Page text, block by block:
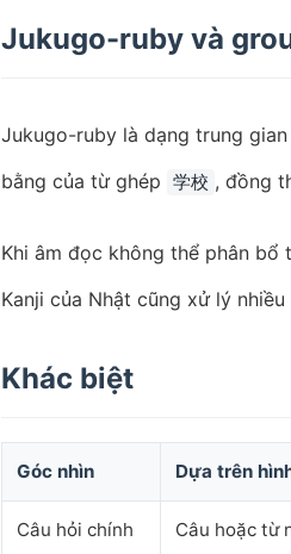
Jukugo-ruby và
Jukugo-ruby là dạng trung
bằng của từ ghép
学校 , đồng
Khi âm đọc không thể phân bổ
Kanji của Nhật cũng xử lý
Khác biệt
Góc nhìn Dựa trên
Câu hỏi chính Câu hoặc từ